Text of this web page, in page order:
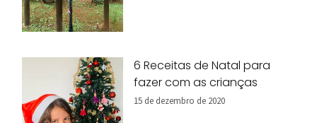
6 Receitas de Natal para
fazer com as crianças
15 de dezembro de 2020